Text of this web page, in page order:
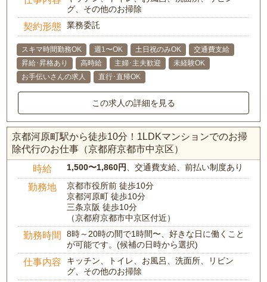
グ、その他のお掃除
契約形態 業務委託
スキマ時間勤務OK 週1〜OK 土日祝のみOK
交通費支給
昇給･昇格あり
高時給 主婦･主夫歓迎
未経験OK
お手伝いさんの求人
直行･直帰OK
この求人の詳細を見る
京都河原町駅から徒歩10分！1LDKマンションでのお掃
除代行のお仕事（京都府京都市中京区）
時給 1,500〜1,860円 、交通費支給、前払い制度あり
勤務地
京都市役所前 徒歩10分
京都河原町 徒歩10分
三条京阪 徒歩10分
（京都府京都市中京区付近）
勤務時間
8時～20時の間で1時間〜、好きな日に働くこと
が可能です。(候補の日時から選択)
仕事内容
キッチン、トイレ、お風呂、洗面所、リビン
グ、その他のお掃除